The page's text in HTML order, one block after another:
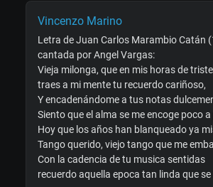
Vincenzo Marino
Letra de Juan Carlos Marambio Catán
cantada por Angel Vargas:
Vieja milonga, que en mis horas de
traes a mi mente tu recuerdo cariñoso,
Y encadenándome a tus notas
Siento que el alma se me encoge poco
Hoy que los años han blanqueado ya
Tango querido, viejo tango que me
Con la cadencia de tu musica sentidas
recuerdo aquella epoca tan linda que se